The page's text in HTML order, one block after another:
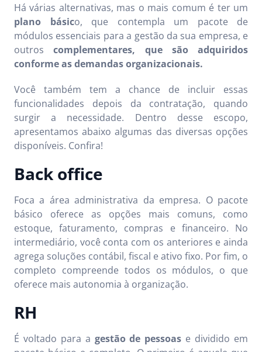
Há várias alternativas, mas o mais comum é ter um
plano básico, que contempla um pacote de
módulos essenciais para a gestão da sua empresa, e
outros complementares, que são adquiridos
conforme as demandas organizacionais.
Você também tem a chance de incluir essas
funcionalidades depois da contratação, quando
surgir a necessidade. Dentro desse escopo,
apresentamos abaixo algumas das diversas opções
disponíveis. Confira!
Back office
Foca a área administrativa da empresa. O pacote
básico oferece as opções mais comuns, como
estoque, faturamento, compras e financeiro. No
intermediário, você conta com os anteriores e ainda
agrega soluções contábil, fiscal e ativo fixo. Por fim, o
completo compreende todos os módulos, o que
oferece mais autonomia à organização.
RH
É voltado para a gestão de pessoas e dividido em